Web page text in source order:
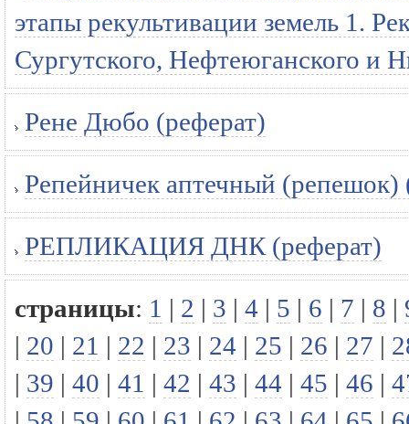
этапы рекультивации земель 1.
Сургутского, Нефтеюганского и
Рене Дюбо (реферат)
Репейничек аптечный (репешок)
РЕПЛИКАЦИЯ ДНК (реферат)
страницы: 1 | 2 | 3 | 4 | 5 | 6 | 7 | 8 |
| 20 | 21 | 22 | 23 | 24 | 25 | 26 | 27 |
| 39 | 40 | 41 | 42 | 43 | 44 | 45 | 46 |